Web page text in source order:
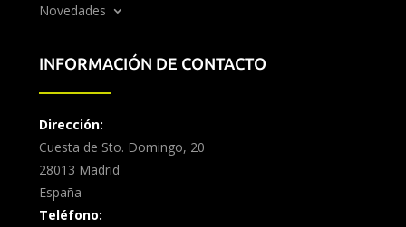
Novedades
INFORMACIÓN DE CONTACTO
Dirección:
Cuesta de Sto. Domingo, 20
28013 Madrid
España
Teléfono: